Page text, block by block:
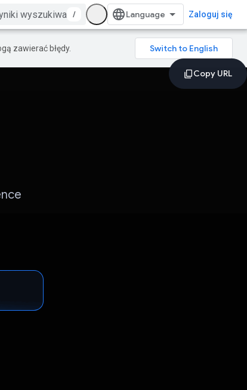
/ Zaloguj się
zawierać błędy.